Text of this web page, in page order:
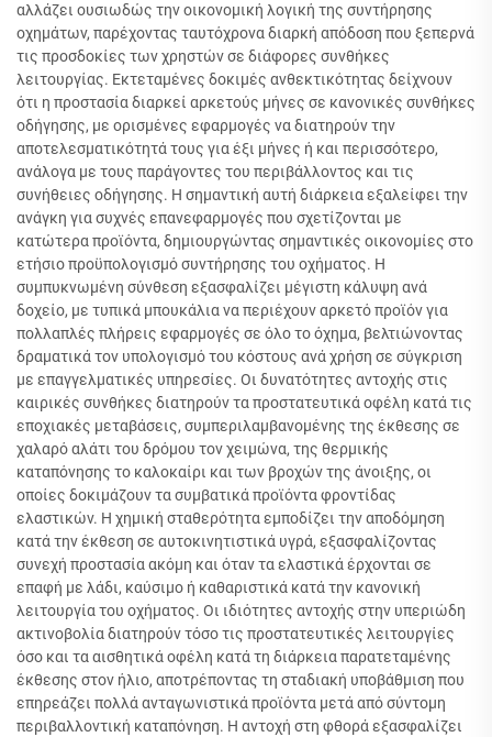
αλλάζει ουσιωδώς την οικονομική λογική της συντήρησης
οχημάτων, παρέχοντας ταυτόχρονα διαρκή απόδοση που ξεπερνά
τις προσδοκίες των χρηστών σε διάφορες συνθήκες
λειτουργίας. Εκτεταμένες δοκιμές ανθεκτικότητας δείχνουν
ότι η προστασία διαρκεί αρκετούς μήνες σε κανονικές συνθήκες
οδήγησης, με ορισμένες εφαρμογές να διατηρούν την
αποτελεσματικότητά τους για έξι μήνες ή και περισσότερο,
ανάλογα με τους παράγοντες του περιβάλλοντος και τις
συνήθειες οδήγησης. Η σημαντική αυτή διάρκεια εξαλείφει την
ανάγκη για συχνές επανεφαρμογές που σχετίζονται με
κατώτερα προϊόντα, δημιουργώντας σημαντικές οικονομίες στο
ετήσιο προϋπολογισμό συντήρησης του οχήματος. Η
συμπυκνωμένη σύνθεση εξασφαλίζει μέγιστη κάλυψη ανά
δοχείο, με τυπικά μπουκάλια να περιέχουν αρκετό προϊόν για
πολλαπλές πλήρεις εφαρμογές σε όλο το όχημα, βελτιώνοντας
δραματικά τον υπολογισμό του κόστους ανά χρήση σε σύγκριση
με επαγγελματικές υπηρεσίες. Οι δυνατότητες αντοχής στις
καιρικές συνθήκες διατηρούν τα προστατευτικά οφέλη κατά τις
εποχιακές μεταβάσεις, συμπεριλαμβανομένης της έκθεσης σε
χαλαρό αλάτι του δρόμου τον χειμώνα, της θερμικής
καταπόνησης το καλοκαίρι και των βροχών της άνοιξης, οι
οποίες δοκιμάζουν τα συμβατικά προϊόντα φροντίδας
ελαστικών. Η χημική σταθερότητα εμποδίζει την αποδόμηση
κατά την έκθεση σε αυτοκινητιστικά υγρά, εξασφαλίζοντας
συνεχή προστασία ακόμη και όταν τα ελαστικά έρχονται σε
επαφή με λάδι, καύσιμο ή καθαριστικά κατά την κανονική
λειτουργία του οχήματος. Οι ιδιότητες αντοχής στην υπεριώδη
ακτινοβολία διατηρούν τόσο τις προστατευτικές λειτουργίες
όσο και τα αισθητικά οφέλη κατά τη διάρκεια παρατεταμένης
έκθεσης στον ήλιο, αποτρέποντας τη σταδιακή υποβάθμιση που
επηρεάζει πολλά ανταγωνιστικά προϊόντα μετά από σύντομη
περιβαλλοντική καταπόνηση. Η αντοχή στη φθορά εξασφαλίζει